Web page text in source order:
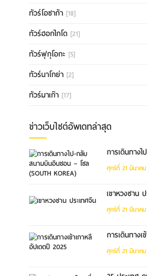
ทัวร์โอซาก้า [18]
ทัวร์ฮอกไกโด [21]
ทัวร์ฟุกุโอกะ [5]
ทัวร์นาโกย่า [2]
ทัวร์มาเก๊า [17]
ข่าวเว็บไซต์อัพเดทล่าสุด
การเดินทาง
ศุกร์ที่ 21 มีนาค
เขาหวงซาน
ศุกร์ที่ 21 มีนาค
การเดินทางเ
ศุกร์ที่ 21 มีนาค